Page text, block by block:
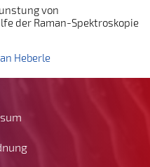
von
der Raman-Spektroskopie
Heberle